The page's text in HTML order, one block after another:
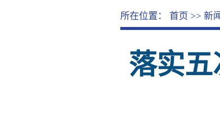
所在位置： 首页 >> 新
落实